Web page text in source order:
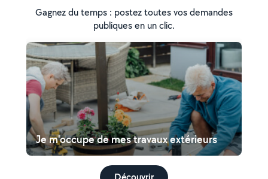
Gagnez du temps : postez toutes vos demandes
publiques en un clic.
Je m'occupe de mes travaux extérieurs